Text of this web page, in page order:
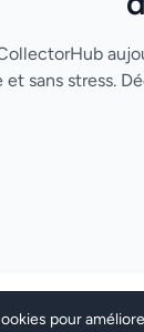
pour
et sans stress.